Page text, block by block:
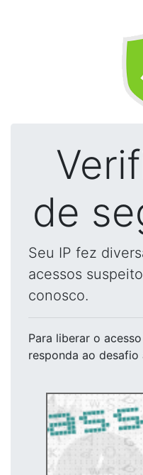
de
Seu IP fez
acessos
conosco.
Para liberar o acesso
responda ao desafio